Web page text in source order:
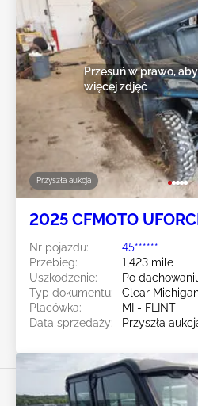
Przyszła aukcja
Przesuń w prawo,
więcej zdjęć
2025 CFMOTO
Nr pojazdu:
45******
Przebieg:
1,423 mile
Uszkodzenie:
Po
Typ dokumentu:
Clear
Placówka:
MI - FLINT
Data sprzedaży:
Przyszła